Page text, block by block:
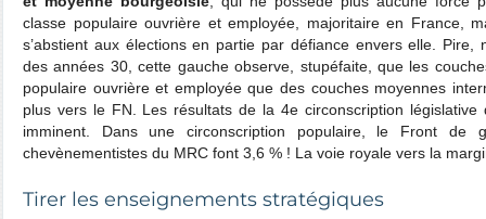
classe populaire ouvrière et employée, majoritaire en France,
s’abstient aux élections en partie par défiance envers elle. Pire,
des années 30, cette gauche observe, stupéfaite, que les
populaire ouvrière et employée que des couches moyennes
plus vers le FN. Les résultats de la 4e circonscription législative
imminent. Dans une circonscription populaire, le Front de
chevènementistes du MRC font 3,6 % ! La voie royale vers la
Tirer les enseignements stratégiques